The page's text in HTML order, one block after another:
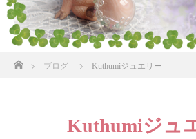
ブログ Kuthumiジュエリー
Kuthumiジュ